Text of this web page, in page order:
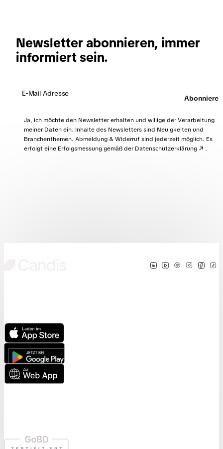
Newsletter abonnieren, immer
informiert sein.
Abonnieren
Ja, ich möchte den Newsletter erhalten und willige der Verarbeitung
meiner Daten ein. Inhalte des Newsletters sind Neuigkeiten und
Branchenthemen. Abmeldung & Widerruf sind jederzeit möglich. Es
erfolgt eine Erfolgsmessung gemäß der Datenschutzerklärung .